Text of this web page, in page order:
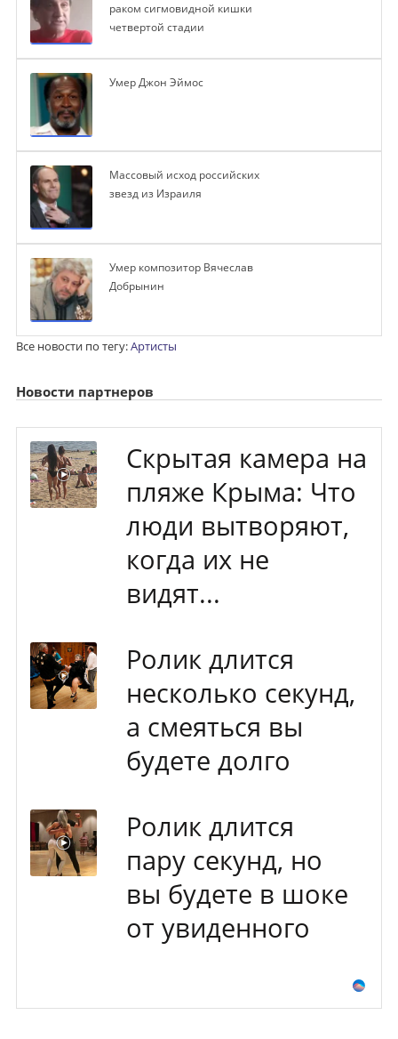
раком сигмовидной кишки
четвертой стадии
Умер Джон Эймос
Массовый исход российских
звезд из Израиля
Умер композитор Вячеслав
Добрынин
Все новости по тегу:Артисты
Новости партнеров
Скрытая камера на
пляже Крыма: Что
люди вытворяют,
когда их не
видят...
Ролик длится
несколько секунд,
а смеяться вы
будете долго
Ролик длится
пару секунд, но
вы будете в шоке
от увиденного